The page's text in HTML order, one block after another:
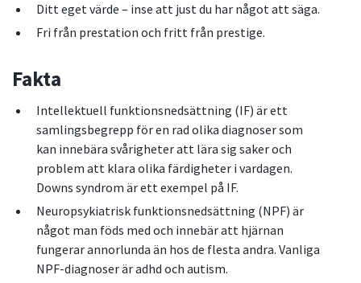
Ditt eget värde – inse att just du har något att säga.
Fri från prestation och fritt från prestige.
Fakta
Intellektuell funktionsnedsättning (IF) är ett
samlingsbegrepp för en rad olika diagnoser som
kan innebära svårigheter att lära sig saker och
problem att klara olika färdigheter i vardagen.
Downs syndrom är ett exempel på IF.
Neuropsykiatrisk funktionsnedsättning (NPF) är
något man föds med och innebär att hjärnan
fungerar annorlunda än hos de flesta andra. Vanliga
NPF-diagnoser är adhd och autism.